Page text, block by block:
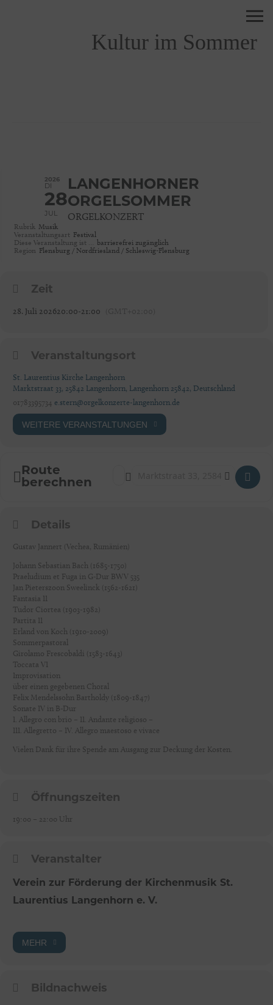
Kultur im Sommer
2026
DI
28
JUL
LANGENHORNER
ORGELSOMMER
ORGELKONZERT
Rubrik Musik
Veranstaltungsart Festival
Diese Veranstaltung ist … barrierefrei zugänglich
Region Flensburg / Nordfriesland / Schleswig-Flensburg
Zeit
28. Juli 202620:00-21:00
Veranstaltungsort
St. Laurentius Kirche Langenhorn
Marktstraat 33, 25842 Langenhorn, Langenhorn 25842, Deutschland
01783395734 e.stern@orgelkonzerte-langenhorn.de
WEITERE VERANSTALTUNGEN
Route
berechnen
Address - Langenhorner Orgelsommer
Destination Address - Langenhorner
Details
Gustav Jannert (Vechea, Rumänien)
Johann Sebastian Bach (1685-1750)
Praeludium et Fuga in G-Dur BWV 535
Jan Pieterszoon Sweelinck (1562-1621)
Fantasia II
Tudor Ciortea (1903-1982)
Partita II
Erland von Koch (1910-2009)
Sommerpastoral
Girolamo Frescobaldi (1583-1643)
Toccata VI
Improvisation
über einen gegebenen Choral
Felix Mendelssohn Bartholdy (1809-1847)
Sonate IV in B-Dur
I. Allegro con brio – II. Andante religioso –
III. Allegretto – IV. Allegro maestoso e vivace
Vielen Dank für ihre Spende am Ausgang zur Deckung der Kosten.
Öffnungszeiten
19:00 – 22:00 Uhr
Veranstalter
Verein zur Förderung der Kirchenmusik St.
Laurentius Langenhorn e. V.
MEHR
Bildnachweis